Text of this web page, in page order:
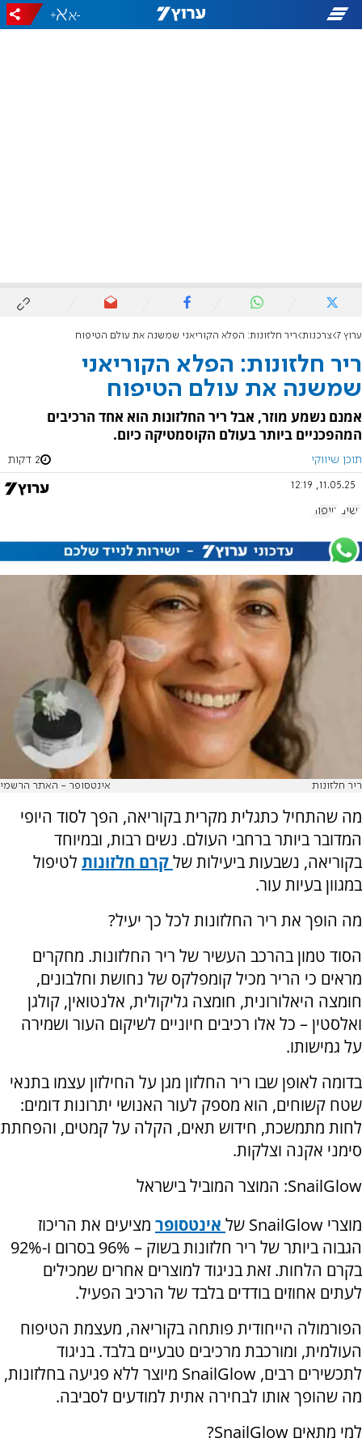
-
+
ערוץ 7 צרכנות ריר חלזונות: הפלא הקוריאני שמשנה את עולם הטיפוח
ריר חלזונות: הפלא הקוריאני
שמשנה את עולם הטיפוח
אמנם נשמע מוזר, אבל ריר החלזונות הוא אחד הרכיבים
המהפכניים ביותר בעולם הקוסמטיקה כיום.
תוכן שיווקי 2 דקות
11.05.25, 12:19
נשים טיפוח
ריר חלזונות אינטסופר - האתר הרשמי
מה שהתחיל כתגלית מקרית בקוריאה, הפך לסוד היופי
המדובר ביותר ברחבי העולם. נשים רבות, ובמיוחד
בקוריאה, נשבעות ביעילות שלקרם חלזונות לטיפול
במגוון בעיות עור.
מה הופך את ריר החלזונות לכל כך יעיל?
הסוד טמון בהרכב העשיר של ריר החלזונות. מחקרים
מראים כי הריר מכיל קומפלקס של נחושת וחלבונים,
חומצה היאלורונית, חומצה גליקולית, אלנטואין, קולגן
ואלסטין – כל אלו רכיבים חיוניים לשיקום העור ושמירה
על גמישותו.
בדומה לאופן שבו ריר החלזון מגן על החילזון עצמו בתנאי
שטח קשוחים, הוא מספק לעור האנושי יתרונות דומים:
לחות מתמשכת, חידוש תאים, הקלה על קמטים, והפחתת
סימני אקנה וצלקות.
SnailGlow: המוצר המוביל בישראל
מוצרי SnailGlow של אינטסופר מציעים את הריכוז
הגבוה ביותר של ריר חלזונות בשוק – 96% בסרום ו-92%
בקרם הלחות. זאת בניגוד למוצרים אחרים שמכילים
לעתים אחוזים בודדים בלבד של הרכיב הפעיל.
הפורמולה הייחודית פותחה בקוריאה, מעצמת הטיפוח
העולמית, ומורכבת מרכיבים טבעיים בלבד. בניגוד
לתכשירים רבים, SnailGlow מיוצר ללא פגיעה בחלזונות,
מה שהופך אותו לבחירה אתית למודעים לסביבה.
למי מתאים SnailGlow
?